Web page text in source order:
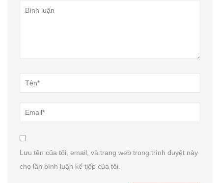
Lưu tên của tôi, email, và trang web trong trình duyệt này
cho lần bình luận kế tiếp của tôi.